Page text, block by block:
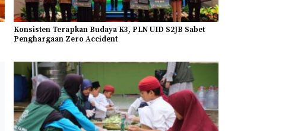
Konsisten Terapkan Budaya K3, PLN UID S2JB Sabet
Penghargaan Zero Accident